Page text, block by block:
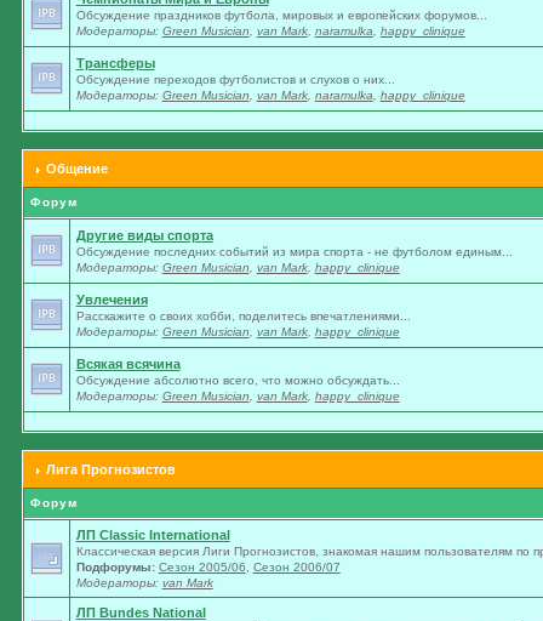
Обсуждение праздников футбола, мировых и европейских форумов...
Модераторы: Green Musician van Mark, naramulka happy_clinique
Трансферы
Обсуждение переходов футболистов и слухов о них...
Модераторы: Green Musician van Mark, naramulka happy_clinique
Общение
Форум
Другие виды спорта
Обсуждение последних событий из мира спорта - не футболом единым...
Модераторы: Green Musician van Mark, happy_clinique
Увлечения
Расскажите о своих хобби, поделитесь впечатлениями...
Модераторы: Green Musician van Mark, happy_clinique
Всякая всячина
Обсуждение абсолютно всего, что можно обсуждать...
Модераторы: Green Musician van Mark, happy_clinique
Лига Прогнозистов
Форум
ЛП Classic International
Классическая версия Лиги Прогнозистов, знакомая нашим пользователям по
Подфорумы: Сезон 2005/06
Сезон 2006/07
Модераторы: van Mark
ЛП Bundes National